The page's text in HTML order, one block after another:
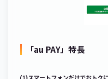
「au PAY」特長